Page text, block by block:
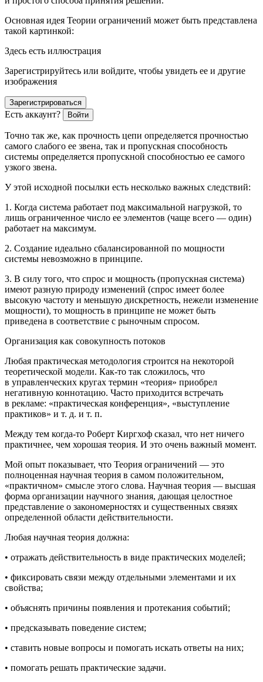
Основная идея Теории ограничений может быть представлена
такой картинкой:
Здесь есть иллюстрация
Зарегистрируйтесь или войдите, чтобы увидеть ее и другие
изображения
Зарегистрироваться
Есть аккаунт? Войти
Точно так же, как прочность цепи определяется прочностью
самого слабого ее звена, так и пропускная способность
системы определяется пропускной способностью ее самого
узкого звена.
У этой исходной посылки есть несколько важных следствий:
1. Когда система работает под максимальной нагрузкой, то
лишь ограниченное число ее элементов (чаще всего — один)
работает на максимум.
2. Создание идеально сбалансированной по мощности
системы невозможно в принципе.
3. В силу того, что спрос и мощность (пропускная система)
имеют разную природу изменений (спрос имеет более
высокую частоту и меньшую дискретность, нежели изменение
мощности), то мощность в принципе не может быть
приведена в соответствие с рыночным спросом.
Организация как совокупность потоков
Любая практическая методология строится на некоторой
теоретической модели. Как-то так сложилось, что
в управленческих кругах термин «теория» приобрел
негативную коннотацию. Часто приходится встречать
в рекламе: «практическая конференция», «выступление
практиков» и т. д. и т. п.
Между тем когда-то Роберт Киргхоф сказал, что нет ничего
практичнее, чем хорошая теория. И это очень важный момент.
Мой опыт показывает, что Теория ограничений — это
полноценная научная теория в самом положительном,
«практичном» смысле этого слова. Научная теория — высшая
форма организации научного знания, дающая целостное
представление о закономерностях и существенных связях
определенной области действительности.
Любая научная теория должна:
• отражать действительность в виде практических моделей;
• фиксировать связи между отдельными элементами и их
свойства;
• объяснять причины появления и протекания событий;
• предсказывать поведение систем;
• ставить новые вопросы и помогать искать ответы на них;
• помогать решать практические задачи.